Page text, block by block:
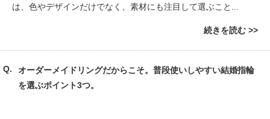
は、色やデザインだけでなく、素材にも注目して選ぶこと...
続きを読む
オーダーメイドリングだからこそ。普段使いしやすい結婚指輪
を選ぶポイント3つ。